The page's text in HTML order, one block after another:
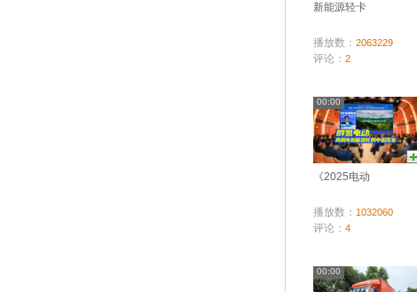
新能源轻卡
播放数： 2063229
评论： 2
00:00
《2025电动
播放数： 1032060
评论： 4
00:00